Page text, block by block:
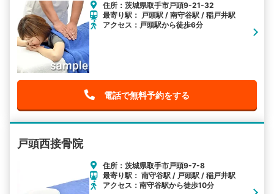
住所：茨城県取手市戸頭9-21-32
最寄り駅： 戸頭駅 / 南守谷駅 / 稲戸井駅
アクセス：戸頭駅から徒歩6分
電話で無料予約をする
戸頭西接骨院
住所：茨城県取手市戸頭9-7-8
最寄り駅： 南守谷駅 / 戸頭駅 / 稲戸井駅
アクセス：南守谷駅から徒歩10分